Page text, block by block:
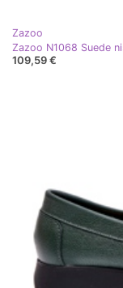
Zazoo
Zazoo N1068 Suede
109,59 €